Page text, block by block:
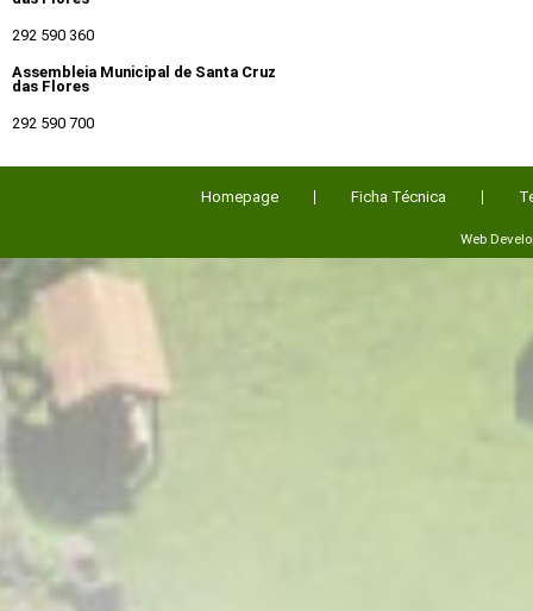
292 590 360
Assembleia Municipal de Santa Cruz
das Flores
292 590 700
Homepage Ficha Técnica
Web